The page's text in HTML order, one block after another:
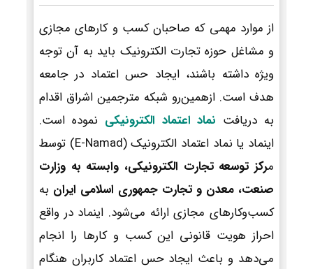
از موارد مهمی که صاحبان کسب و کارهای مجازی
و مشاغل حوزه تجارت الکترونیک باید به آن توجه
ویژه داشته باشند، ایجاد حس اعتماد در جامعه
هدف است. ازهمین‌رو شبکه مترجمین اشراق اقدام
به دریافت نماد اعتماد الکترونیکی نموده است.
اینماد یا نماد اعتماد الکترونیک (E-Namad) توسط
مرکز توسعه تجارت الکترونیکی، وابسته به وزارت
صنعت، معدن و تجارت جمهوری اسلامی ایران به
کسب‌وکارهای مجازی ارائه می‌شود. اینماد در واقع
احراز هویت قانونی این کسب و کارها را انجام
می‌دهد و باعث ایجاد حس اعتماد کاربران هنگام